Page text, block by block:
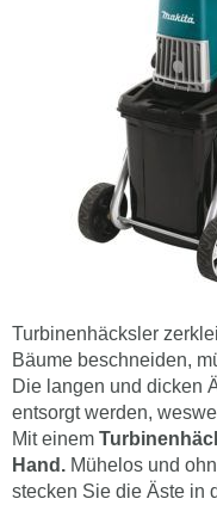
Turbinenhäcksler
Bäume beschneiden,
Die langen und dicken
entsorgt werden,
Mit einem
Hand. Mühelos und
stecken Sie die Äste in